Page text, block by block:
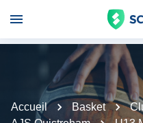
Accueil Basket